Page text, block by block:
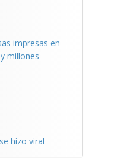
impresas en
millones
hizo viral